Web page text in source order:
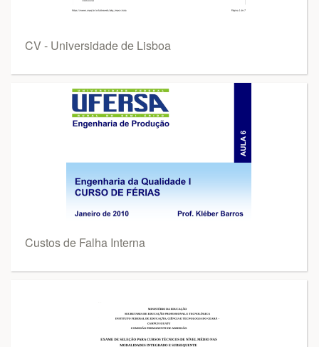
CV - Universidade de Lisboa
Custos de Falha Interna